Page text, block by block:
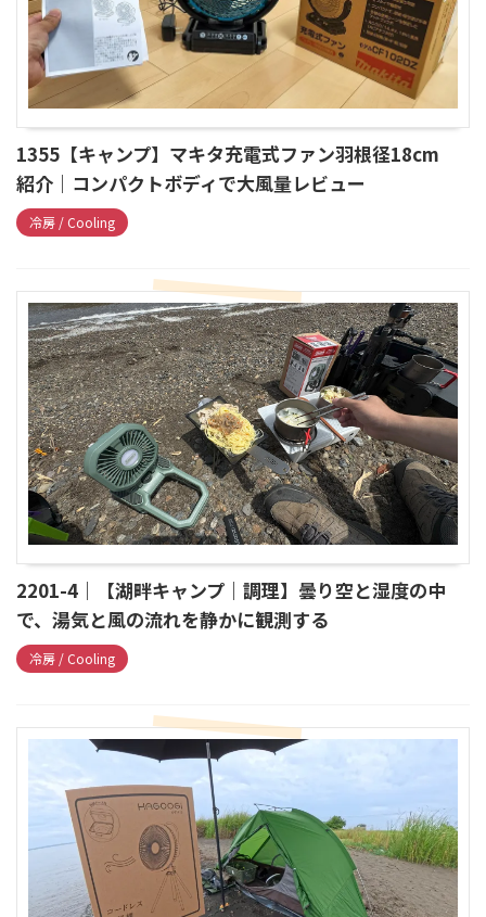
1355【キャンプ】マキタ充電式ファン羽根径18cm
紹介｜コンパクトボディで大風量レビュー
冷房 / Cooling
2201-4｜【湖畔キャンプ｜調理】曇り空と湿度の中
で、湯気と風の流れを静かに観測する
冷房 / Cooling